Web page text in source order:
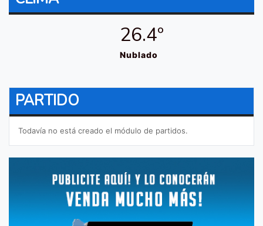
26.4º
Nublado
PARTIDO
Todavía no está creado el módulo de partidos.